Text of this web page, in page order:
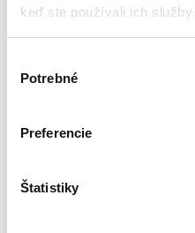
keď ste používali ich služby.
súhlasu
Potrebné
Preferencie
Štatistiky